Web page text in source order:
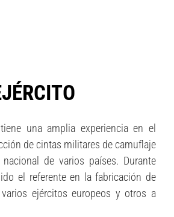
una amplia experiencia en el
de cintas militares de camuflaje
de varios países. Durante
el referente en la fabricación de
ejércitos europeos y otros a